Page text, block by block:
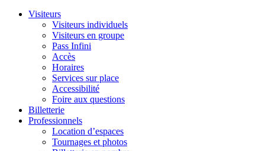
Visiteurs
Visiteurs individuels
Visiteurs en groupe
Pass Infini
Accès
Horaires
Services sur place
Accessibilité
Foire aux questions
Billetterie
Professionnels
Location d’espaces
Tournages et photos